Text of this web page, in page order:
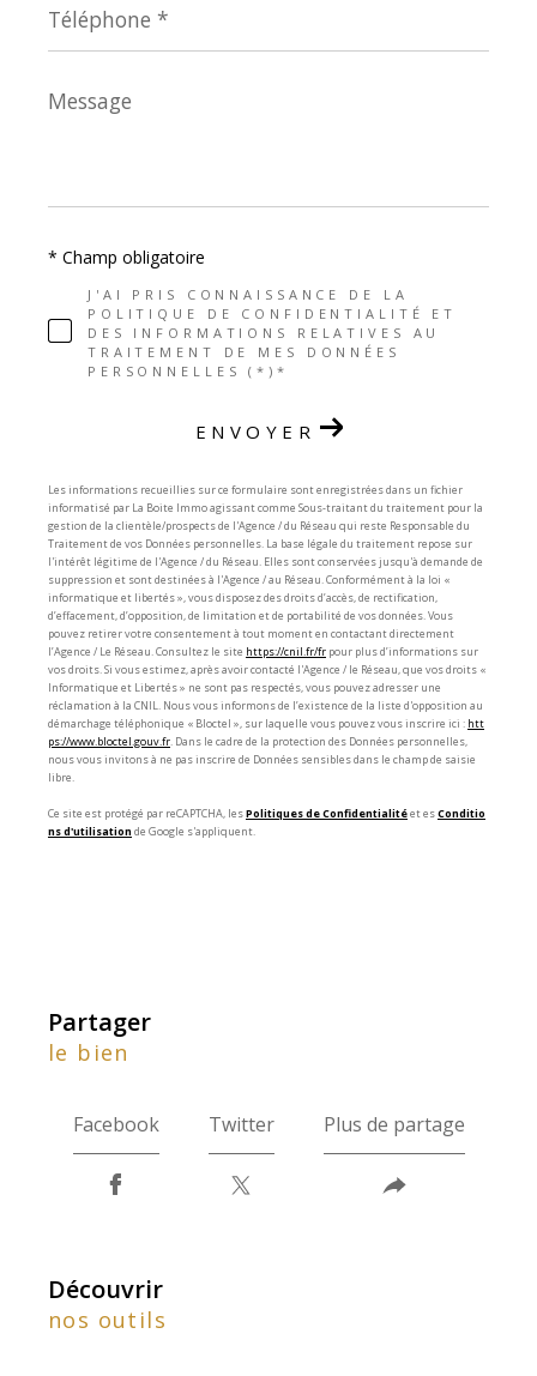
*
Message
*
J'AI PRIS CONNAISSANCE DE LA
POLITIQUE DE CONFIDENTIALITÉ ET
DES INFORMATIONS RELATIVES AU
TRAITEMENT DE MES DONNÉES
PERSONNELLES (*)*
* Champ obligatoire
ENVOYER
Les informations recueillies sur ce formulaire sont enregistrées dans un fichier
informatisé par La Boite Immo agissant comme Sous-traitant du traitement pour la
gestion de la clientèle/prospects de l'Agence / du Réseau qui reste Responsable du
Traitement de vos Données personnelles. La base légale du traitement repose sur
l'intérêt légitime de l'Agence / du Réseau. Elles sont conservées jusqu'à demande de
suppression et sont destinées à l'Agence / au Réseau. Conformément à la loi «
informatique et libertés », vous disposez des droits d’accès, de rectification,
d’effacement, d’opposition, de limitation et de portabilité de vos données. Vous
pouvez retirer votre consentement à tout moment en contactant directement
l’Agence / Le Réseau. Consultez le site https://cnil.fr/fr pour plus d’informations sur
vos droits. Si vous estimez, après avoir contacté l'Agence / le Réseau, que vos droits «
Informatique et Libertés » ne sont pas respectés, vous pouvez adresser une
réclamation à la CNIL. Nous vous informons de l’existence de la liste d'opposition au
démarchage téléphonique « Bloctel », sur laquelle vous pouvez vous inscrire ici : htt
ps://www.bloctel.gouv.fr. Dans le cadre de la protection des Données personnelles,
nous vous invitons à ne pas inscrire de Données sensibles dans le champ de saisie
libre.
Ce site est protégé par reCAPTCHA, lesPolitiques de Confidentialitéet esConditio
ns d'utilisation de Google s'appliquent.
partager
le bien
Facebook Twitter Plus de partage
découvrir
nos outils